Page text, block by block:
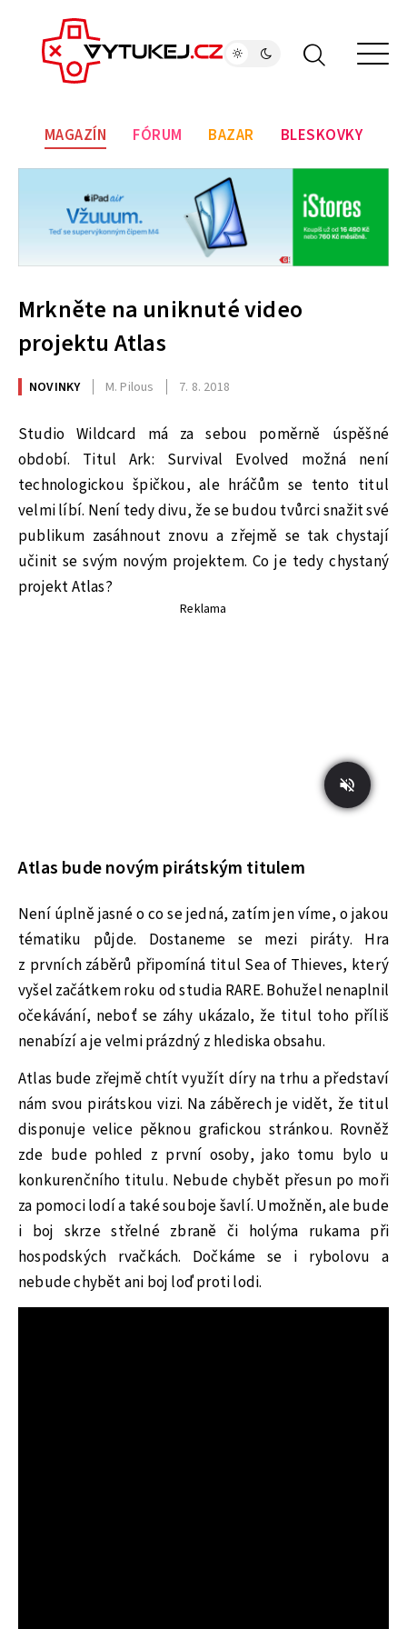
MAGAZÍN FÓRUM BAZAR BLESKOVKY
Mrkněte na uniknuté video
projektu Atlas
NOVINKY M. Pilous 7. 8. 2018
Studio Wildcard má za sebou poměrně úspěšné
období. Titul Ark: Survival Evolved možná není
technologickou špičkou, ale hráčům se tento titul
velmi líbí. Není tedy divu, že se budou tvůrci snažit své
publikum zasáhnout znovu a zřejmě se tak chystají
učinit se svým novým projektem. Co je tedy chystaný
projekt Atlas?
Reklama
Atlas bude novým pirátským titulem
Není úplně jasné o co se jedná, zatím jen víme, o jakou
tématiku půjde. Dostaneme se mezi piráty. Hra
z prvních záběrů připomíná titul Sea of Thieves, který
vyšel začátkem roku od studia RARE. Bohužel nenaplnil
očekávání, neboť se záhy ukázalo, že titul toho příliš
nenabízí a je velmi prázdný z hlediska obsahu.
Atlas bude zřejmě chtít využít díry na trhu a představí
nám svou pirátskou vizi. Na záběrech je vidět, že titul
disponuje velice pěknou grafickou stránkou. Rovněž
zde bude pohled z první osoby, jako tomu bylo u
konkurenčního titulu. Nebude chybět přesun po moři
za pomoci lodí a také souboje šavlí. Umožněn, ale bude
i boj skrze střelné zbraně či holýma rukama při
hospodských rvačkách. Dočkáme se i rybolovu a
nebude chybět ani boj loď proti lodi.